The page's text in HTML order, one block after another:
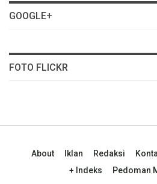
GOOGLE+
FOTO FLICKR
About Iklan Redaksi
+ Indeks
Pedoman